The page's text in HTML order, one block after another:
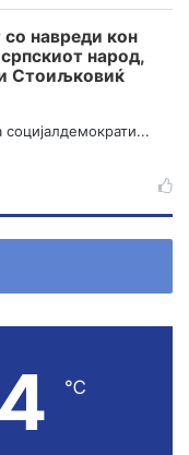
навреди кон
народ,
Стоиљковиќ
социјалдемократи...
℃